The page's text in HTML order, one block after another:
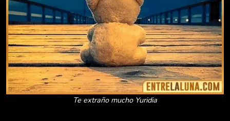
Te extraño mucho Yuridia